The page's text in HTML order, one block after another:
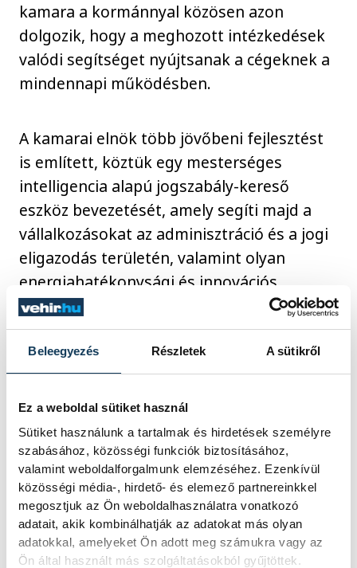
Beleegyezés Részletek A sütikről
Ez a weboldal sütiket használ
Sütiket használunk a tartalmak és hirdetések személyre
szabásához, közösségi funkciók biztosításához,
valamint weboldalforgalmunk elemzéséhez. Ezenkívül
közösségi média-, hirdető- és elemező partnereinkkel
megosztjuk az Ön weboldalhasználatra vonatkozó
adatait, akik kombinálhatják az adatokat más olyan
adatokkal, amelyeket Ön adott meg számukra vagy az
Ön által használt más szolgáltatásokból gyűjtöttek.
kamara a kormánnyal közösen azon
dolgozik, hogy a meghozott intézkedések
valódi segítséget nyújtsanak a cégeknek a
mindennapi működésben.
A kamarai elnök több jövőbeni fejlesztést
is említett, köztük egy mesterséges
intelligencia alapú jogszabály-kereső
eszköz bevezetését, amely segíti majd a
vállalkozásokat az adminisztráció és a jogi
eligazodás területén, valamint olyan
energiahatékonysági és innovációs
programokat, amelyek olcsóbbá és
fenntarthatóbbá tehetik a működésüket.
hitelprogram a kormány és a gazdasági
szereplők közötti együttműködés újabb
példája, amelynek célja a hazai KKV-szektor
megerősítése és a növekedési lendület
fenntartása a bizonytalan nemzetközi
gazdasági környezetben. A program
sikeressége nagyban függ majd attól, hogy